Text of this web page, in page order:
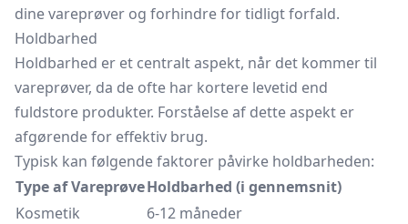
dine vareprøver og forhindre for tidligt forfald.
Holdbarhed
Holdbarhed er et centralt aspekt, når det kommer til
vareprøver, da de ofte har kortere levetid end
fuldstore produkter. Forståelse af dette aspekt er
afgørende for effektiv brug.
Typisk kan følgende faktorer påvirke holdbarheden:
Type af VareprøveHoldbarhed (i gennemsnit)
Kosmetik
6-12 måneder